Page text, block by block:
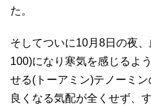
た。
そしてついに10月8日の夜
100)になり寒気を感じるよ
せる(トーアミン)テノーミ
良くなる気配が全くせず、